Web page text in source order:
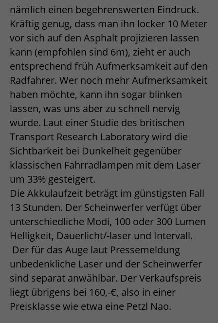
nämlich einen begehrenswerten Eindruck.
Kräftig genug, dass man ihn locker 10 Meter
vor sich auf den Asphalt projizieren lassen
kann (empfohlen sind 6m), zieht er auch
entsprechend früh Aufmerksamkeit auf den
Radfahrer. Wer noch mehr Aufmerksamkeit
haben möchte, kann ihn sogar blinken
lassen, was uns aber zu schnell nervig
wurde. Laut einer Studie des britischen
Transport Research Laboratory wird die
Sichtbarkeit bei Dunkelheit gegenüber
klassischen Fahrradlampen mit dem Laser
um 33% gesteigert.
Die Akkulaufzeit beträgt im günstigsten Fall
13 Stunden. Der Scheinwerfer verfügt über
unterschiedliche Modi, 100 oder 300 Lumen
Helligkeit, Dauerlicht/-laser und Intervall.
Der für das Auge laut Pressemeldung
unbedenkliche Laser und der Scheinwerfer
sind separat anwählbar. Der Verkaufspreis
liegt übrigens bei 160,-€, also in einer
Preisklasse wie etwa eine Petzl Nao.